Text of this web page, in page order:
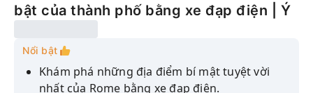
bật của thành phố bằng xe đạp điện | Ý
Nổi bật
Khám phá những địa điểm bí mật tuyệt vời
nhất của Rome bằng xe đạp điện.